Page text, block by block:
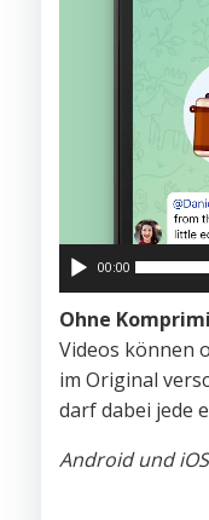
00:00
Ohne
Videos können
im Original
darf dabei jede
Android und